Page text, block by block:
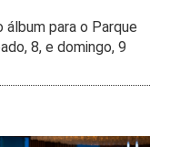
para o Parque
8, e domingo, 9